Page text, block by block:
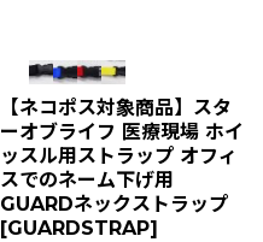
【ネコポス対象商品】スタ
ーオブライフ 医療現場 ホイ
ッスル用ストラップ オフィ
スでのネーム下げ用
GUARDネックストラップ
[GUARDSTRAP]